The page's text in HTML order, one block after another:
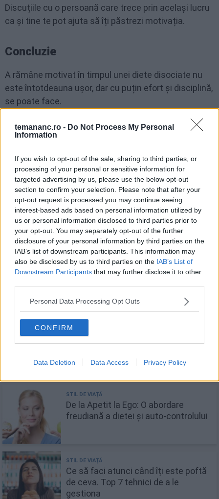
temananc.ro - Do Not Process My Personal
Information
If you wish to opt-out of the sale, sharing to third parties, or
processing of your personal or sensitive information for
targeted advertising by us, please use the below opt-out
section to confirm your selection. Please note that after your
opt-out request is processed you may continue seeing
interest-based ads based on personal information utilized by
us or personal information disclosed to third parties prior to
your opt-out. You may separately opt-out of the further
disclosure of your personal information by third parties on the
IAB’s list of downstream participants. This information may
also be disclosed by us to third parties on the IAB’s List of
Downstream Participants that may further disclose it to other
Personal Data Processing Opt Outs
CONFIRM
Data Deletion Data Access Privacy Policy
Discuțiile cu o persoană care trece prin același lucru
ca și tine te pot ajuta să îți păstrezi motivația.
Concluzie
A rămâne motivat în timpul unei diete disociate nu
este întotdeauna ușor, dar cu puțin efort și disciplină,
se poate face.
Stabilește-ți obiective clare, găsește un partener de
dietă, monitorizează-ți progresul și recompensează-
Fă din aceasta o experiență plăcută și, cel mai
important, nu te da bătut.
FACEBOOK WHATSAPP EMAIL
Te-ar mai putea interesa
25 Diete de slăbit rapid. Poți slăbi
De la Apetit la Ego: O abordare
freudiană a dietei și auto-controlului
Ce să faci atunci când îți este poftă
de ceva. Top 7 tehnici de a le
gestiona